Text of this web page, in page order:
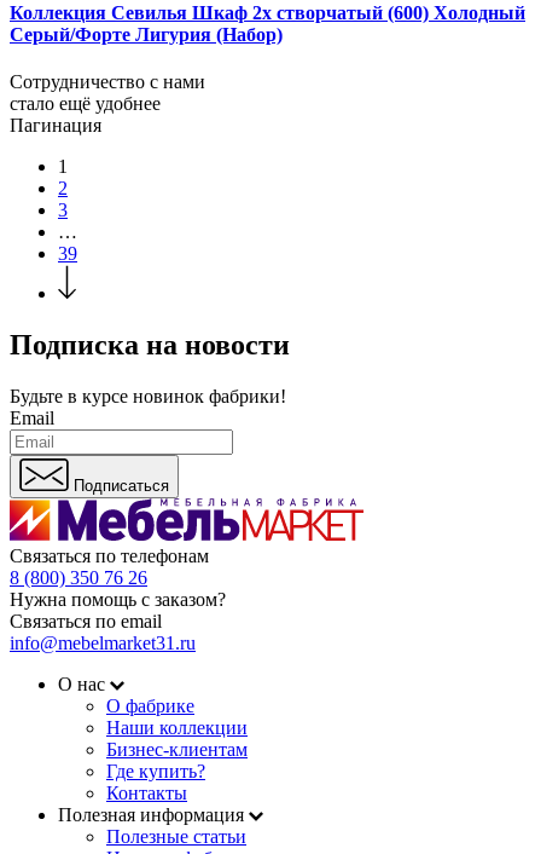
Коллекция Севилья Шкаф 2х створчатый (600) Холодный
Серый/Форте Лигурия (Набор)
Сотрудничество с нами
стало ещё удобнее
Пагинация
1
2
3
…
39
Подписка на новости
Будьте в курсе новинок фабрики!
Email
Подписаться
Связаться по телефонам
8 (800) 350 76 26
Нужна помощь с заказом?
Связаться по email
info@mebelmarket31.ru
О нас
О фабрике
Наши коллекции
Бизнес-клиентам
Где купить?
Контакты
Полезная информация
Полезные статьи